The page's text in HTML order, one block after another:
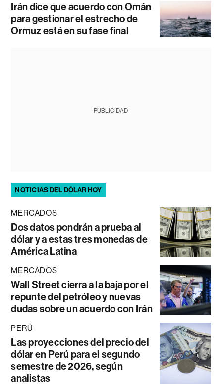
Irán dice que acuerdo con Omán
para gestionar el estrecho de
Ormuz está en su fase final
PUBLICIDAD
NOTICIAS DEL DÓLAR HOY
MERCADOS
Dos datos pondrán a prueba al
dólar y a estas tres monedas de
América Latina
MERCADOS
Wall Street cierra a la baja por el
repunte del petróleo y nuevas
dudas sobre un acuerdo con Irán
PERÚ
Las proyecciones del precio del
dólar en Perú para el segundo
semestre de 2026, según
analistas